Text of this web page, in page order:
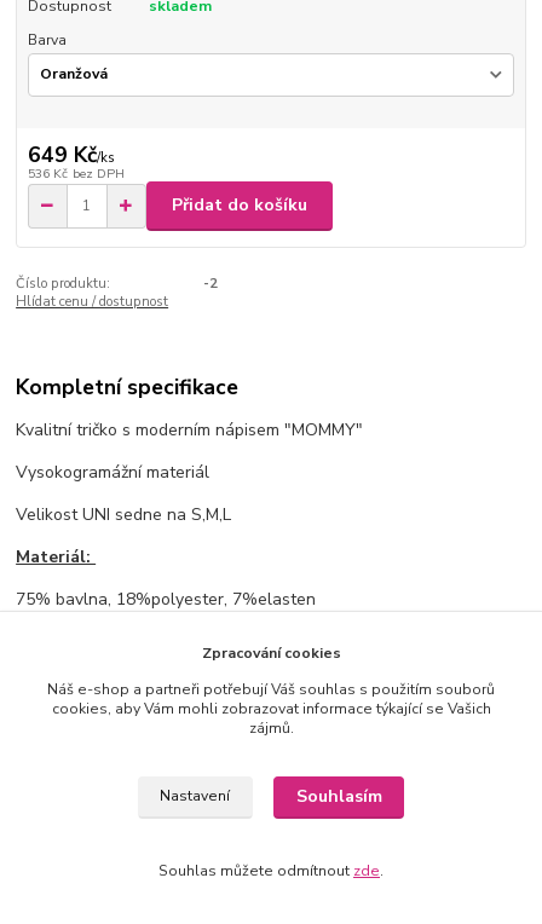
Dostupnost
skladem
Barva
649 Kč/ks
536 Kč bez DPH
Přidat do košíku
Číslo produktu:
-2
Hlídat cenu / dostupnost
Kompletní specifikace
Kvalitní tričko s moderním nápisem "MOMMY"
Vysokogramážní materiál
Velikost UNI sedne na S,M,L
Materiál:
75% bavlna, 18%polyester, 7%elasten
prsa: 60cm, délka: 60cm
Zboží zařazeno v kategoriích
Zpracování cookies
Náš e-shop a partneři potřebují Váš souhlas s použitím souborů
cookies, aby Vám mohli zobrazovat informace týkající se Vašich
zájmů.
Nastavení Souhlasím
Souhlas můžete odmítnout zde.